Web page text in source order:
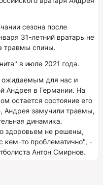
сезона после
31-летний вратарь не
травмы спины.
в июле 2021 года.
ожидаемым для нас и
Андрея в Германии. На
остается состояние его
Андрея замучили травмы,
динамика.
здоровьем не решены,
кем-то проблематично", -
Антон Смирнов.